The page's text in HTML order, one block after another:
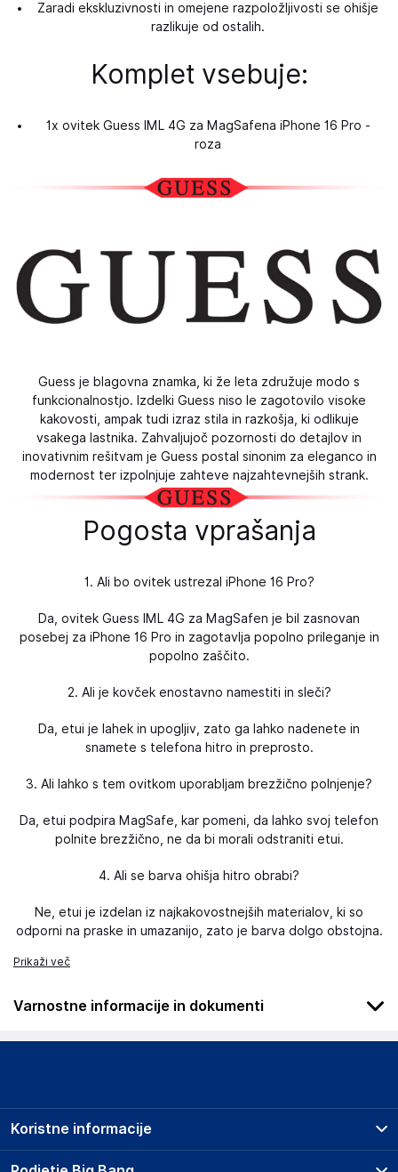
Zaradi ekskluzivnosti in omejene razpoložljivosti se ohišje
razlikuje od ostalih.
Komplet vsebuje:
1x ovitek Guess IML 4G za MagSafena iPhone 16 Pro -
roza
Guess je blagovna znamka, ki že leta združuje modo s
funkcionalnostjo. Izdelki Guess niso le zagotovilo visoke
kakovosti, ampak tudi izraz stila in razkošja, ki odlikuje
vsakega lastnika. Zahvaljujoč pozornosti do detajlov in
inovativnim rešitvam je Guess postal sinonim za eleganco in
modernost ter izpolnjuje zahteve najzahtevnejših strank.
Pogosta vprašanja
1. Ali bo ovitek ustrezal iPhone 16 Pro?
Da, ovitek Guess IML 4G za MagSafen je bil zasnovan
posebej za iPhone 16 Pro in zagotavlja popolno prileganje in
popolno zaščito.
2. Ali je kovček enostavno namestiti in sleči?
Da, etui je lahek in upogljiv, zato ga lahko nadenete in
snamete s telefona hitro in preprosto.
3. Ali lahko s tem ovitkom uporabljam brezžično polnjenje?
Da, etui podpira MagSafe, kar pomeni, da lahko svoj telefon
polnite brezžično, ne da bi morali odstraniti etui.
4. Ali se barva ohišja hitro obrabi?
Ne, etui je izdelan iz najkakovostnejših materialov, ki so
odporni na praske in umazanijo, zato je barva dolgo obstojna.
Prikaži več
Varnostne informacije in dokumenti
Podatki o proizvajalcu
Guess Outlet
Koristne informacije
Prodajna mesta